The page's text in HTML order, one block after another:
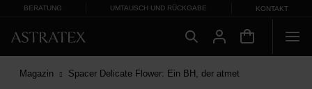
BERATUNG UMTAUSCH UND RÜCKGABE KONTAKT
Magazin Spacer Delicate Flower: Ein BH, der atmet